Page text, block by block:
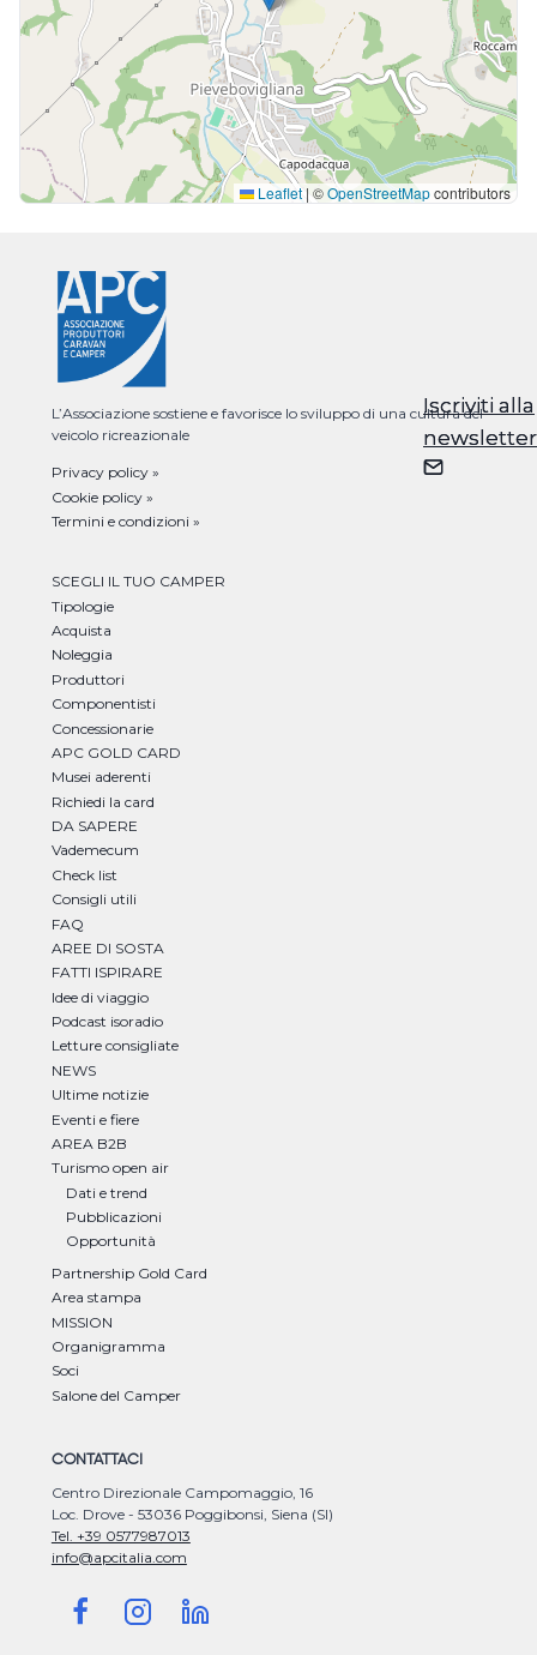
Iscriviti alla
newsletter
Leaflet | ©OpenStreetMapcontributors
L’Associazione sostiene e favorisce lo sviluppo di una cultura del
veicolo ricreazionale
Privacy policy »
Cookie policy »
Termini e condizioni »
SCEGLI IL TUO CAMPER
Tipologie
Acquista
Noleggia
Produttori
Componentisti
Concessionarie
APC GOLD CARD
Musei aderenti
Richiedi la card
DA SAPERE
Vademecum
Check list
Consigli utili
FAQ
AREE DI SOSTA
FATTI ISPIRARE
Idee di viaggio
Podcast isoradio
Letture consigliate
NEWS
Ultime notizie
Eventi e fiere
AREA B2B
Turismo open air
Dati e trend
Pubblicazioni
Opportunità
Partnership Gold Card
Area stampa
MISSION
Organigramma
Soci
Salone del Camper
CONTATTACI
Centro Direzionale Campomaggio, 16
Loc. Drove - 53036 Poggibonsi, Siena (SI)
Tel. +39 0577987013
info@apcitalia.com
Iscriviti alla
newsletter